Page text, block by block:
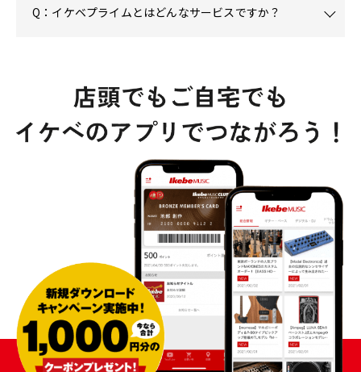
Q：イケベプライムとはどんなサービスですか？